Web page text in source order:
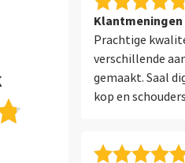
Klantmeningen
Prachtige
verschillende
gemaakt. Saal
kop en
boeken bij Saal!